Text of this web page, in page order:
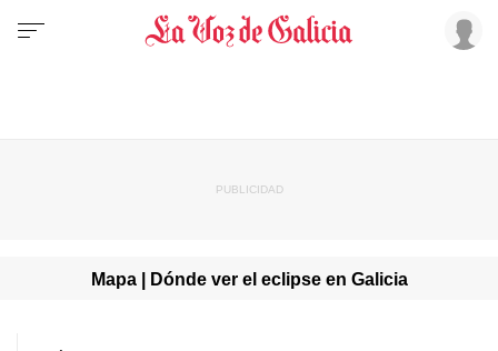
Mapa | Dónde ver el eclipse en Galicia